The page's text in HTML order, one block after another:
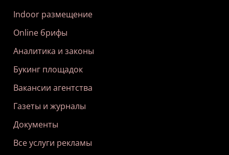
Indoor размещение
Online брифы
Аналитика и законы
Букинг площадок
Вакансии агентства
Газеты и журналы
Документы
Все услуги рекламы